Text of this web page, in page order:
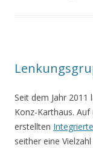
Seit dem Jahr 2011
Konz-Karthaus.
erstellten
seither eine